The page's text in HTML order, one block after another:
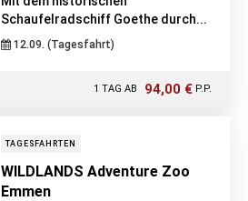
Schaufelradschiff Goethe durch...
12.09. (Tagesfahrt)
1 TAG AB 94,00 € P.P.
TAGESFAHRTEN
WILDLANDS Adventure Zoo
Emmen